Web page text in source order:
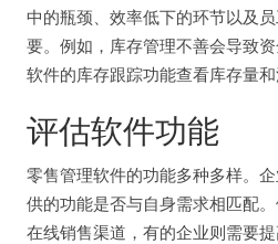
中的瓶颈、效率低下的环节以及
要。例如，库存管理不善会导致
软件的库存跟踪功能查看库存量和
评估软件功能
零售管理软件的功能多种多样。
供的功能是否与自身需求相匹配
在线销售渠道，有的企业则需要